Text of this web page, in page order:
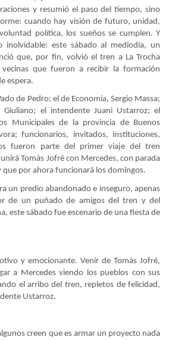
y resumió el paso del tiempo, sino
cuando hay visión de futuro, unidad,
política, los sueños se cumplen. Y
inolvidable: este sábado al mediodía, un
que, por fin, volvió el tren a La Trocha
que fueron a recibir la formación
espera.
de Pedro; el de Economía, Sergio Massa;
Giuliano; el intendente Juani Ustarroz; el
Municipales de la provincia de Buenos
funcionarios, invitados, instituciones,
fueron parte del primer viaje del tren
Tomás Jofré con Mercedes, con parada
por ahora funcionará los domingos.
un predio abandonado e inseguro, apenas
de un puñado de amigos del tren y del
este sábado fue escenario de una fiesta de
y emocionante. Venir de Tomás Jofré,
a Mercedes viendo los pueblos con sus
el arribo del tren, repletos de felicidad,
Ustarroz.
creen que es armar un proyecto nada